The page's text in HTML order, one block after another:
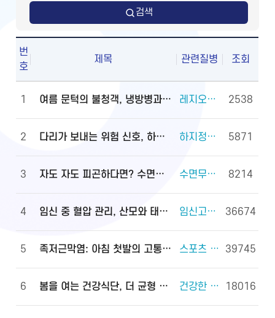
검색
번
호
제목 관련질병 조회
1 여름 문턱의 불청객, 냉방병과 기립저혈압 관리법 레지오넬라증 외 2건 2538
2 다리가 보내는 위험 신호, 하지정맥류 하지정맥류 외 3건 5871
3 자도 자도 피곤하다면? 수면무호흡증 진단·관리법 수면무호흡증 외 2건 8214
4 임신 중 혈압 관리, 산모와 태아를 지키는 첫걸음 임신고혈압과 전자간증(임신중독증) 외 4건 36674
5 족저근막염: 아침 첫발의 고통, 원인과 대처법 스포츠 손상과 안전(족관절(발목 관절) 손상) 외 2건 39745
6 봄을 여는 건강식단, 더 균형 있게! 건강한 체중조절을 위한 식사 외 6건 18016